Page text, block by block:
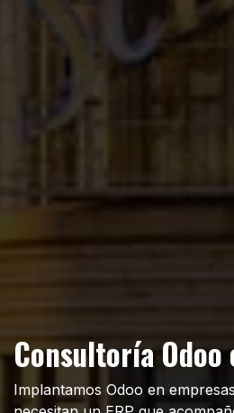
Consultoría Odoo
Implantamos Odoo en